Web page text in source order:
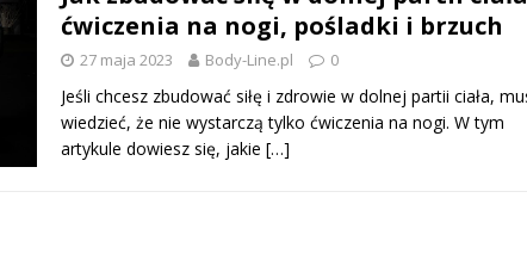
ćwiczenia na nogi, pośladki i brzuch
27 maja 2023 Body-Line.pl 0
Jeśli chcesz zbudować siłę i zdrowie w dolnej partii ciała,
wiedzieć, że nie wystarczą tylko ćwiczenia na nogi. W tym
artykule dowiesz się, jakie […]